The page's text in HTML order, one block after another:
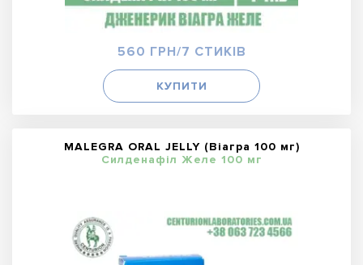
560 ГРН/7 СТИКІВ
КУПИТИ
MALEGRA ORAL JELLY (Віагра 100 мг)
Силденафіл Желе 100 мг